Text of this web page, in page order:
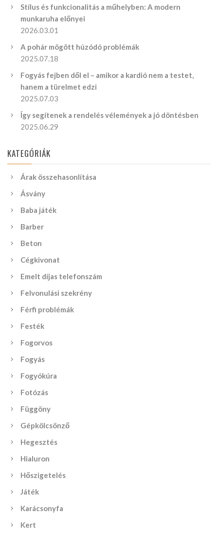
Stílus és funkcionalitás a műhelyben: A modern
munkaruha előnyei
2026.03.01
A pohár mögött húzódó problémák
2025.07.18
Fogyás fejben dől el – amikor a kardió nem a testet,
hanem a türelmet edzi
2025.07.03
Így segítenek a rendelés vélemények a jó döntésben
2025.06.29
KATEGÓRIÁK
Árak összehasonlítása
Ásvány
Baba játék
Barber
Beton
Cégkivonat
Emelt díjas telefonszám
Felvonulási szekrény
Férfi problémák
Festék
Fogorvos
Fogyás
Fogyókúra
Fotózás
Függöny
Gépkölcsönző
Hegesztés
Hialuron
Hőszigetelés
Játék
Karácsonyfa
Kert